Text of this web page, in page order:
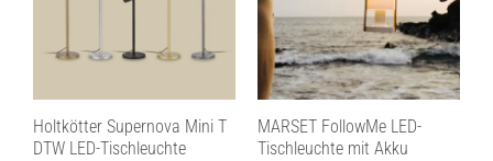
Holtkötter Supernova Mini T
DTW LED-Tischleuchte
MARSET FollowMe LED-
Tischleuchte mit Akku